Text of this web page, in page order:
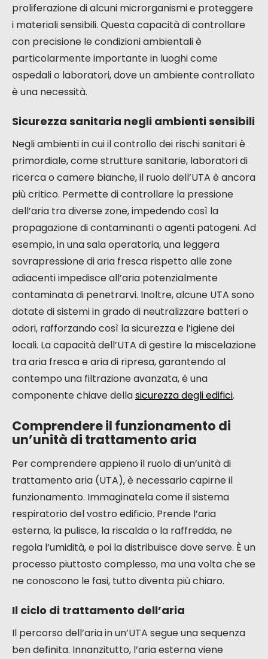
proliferazione di alcuni microrganismi e proteggere
i materiali sensibili. Questa capacità di controllare
con precisione le condizioni ambientali è
particolarmente importante in luoghi come
ospedali o laboratori, dove un ambiente controllato
è una necessità.
Sicurezza sanitaria negli ambienti sensibili
Negli ambienti in cui il controllo dei rischi sanitari è
primordiale, come strutture sanitarie, laboratori di
ricerca o camere bianche, il ruolo dell’UTA è ancora
più critico. Permette di controllare la pressione
dell’aria tra diverse zone, impedendo così la
propagazione di contaminanti o agenti patogeni. Ad
esempio, in una sala operatoria, una leggera
sovrapressione di aria fresca rispetto alle zone
adiacenti impedisce all’aria potenzialmente
contaminata di penetrarvi. Inoltre, alcune UTA sono
dotate di sistemi in grado di neutralizzare batteri o
odori, rafforzando così la sicurezza e l’igiene dei
locali. La capacità dell’UTA di gestire la miscelazione
tra aria fresca e aria di ripresa, garantendo al
contempo una filtrazione avanzata, è una
componente chiave dellasicurezza degli edifici.
Comprendere il funzionamento di
un’unità di trattamento aria
Per comprendere appieno il ruolo di un’unità di
trattamento aria (UTA), è necessario capirne il
funzionamento. Immaginatela come il sistema
respiratorio del vostro edificio. Prende l’aria
esterna, la pulisce, la riscalda o la raffredda, ne
regola l’umidità, e poi la distribuisce dove serve. È un
processo piuttosto complesso, ma una volta che se
ne conoscono le fasi, tutto diventa più chiaro.
Il ciclo di trattamento dell’aria
Il percorso dell’aria in un’UTA segue una sequenza
ben definita. Innanzitutto, l’aria esterna viene